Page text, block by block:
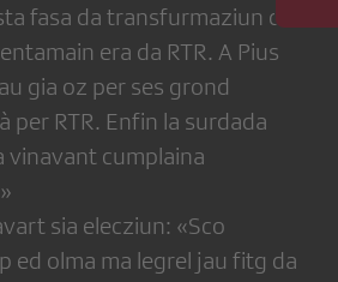
fasa da transfurmaziun da
era da RTR. A Pius
gia oz per ses grond
per RTR. Enfin la surdada
vinavant cumplaina
sia elecziun: «Sco
ed olma ma legrel jau fitg da